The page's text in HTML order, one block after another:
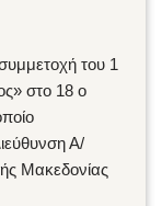
του 1
στο 18 ο
Α/
Μακεδονίας